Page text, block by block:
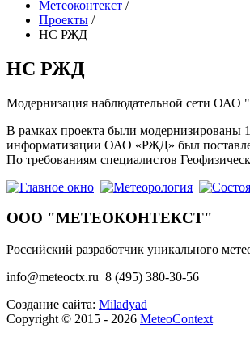
Метеоконтекст /
Проекты /
НС РЖД
НС РЖД
Модернизация наблюдательной сети ОАО
В рамках проекта были модернизированы
информатизации ОАО «РЖД» был
По требованиям специалистов
ООО "МЕТЕОКОНТЕКСТ"
Российский разработчик уникального
info@meteoctx.ru 8 (495) 380-30-56
Создание сайта: Miladyad
Copyright © 2015 - 2026 MeteoContext